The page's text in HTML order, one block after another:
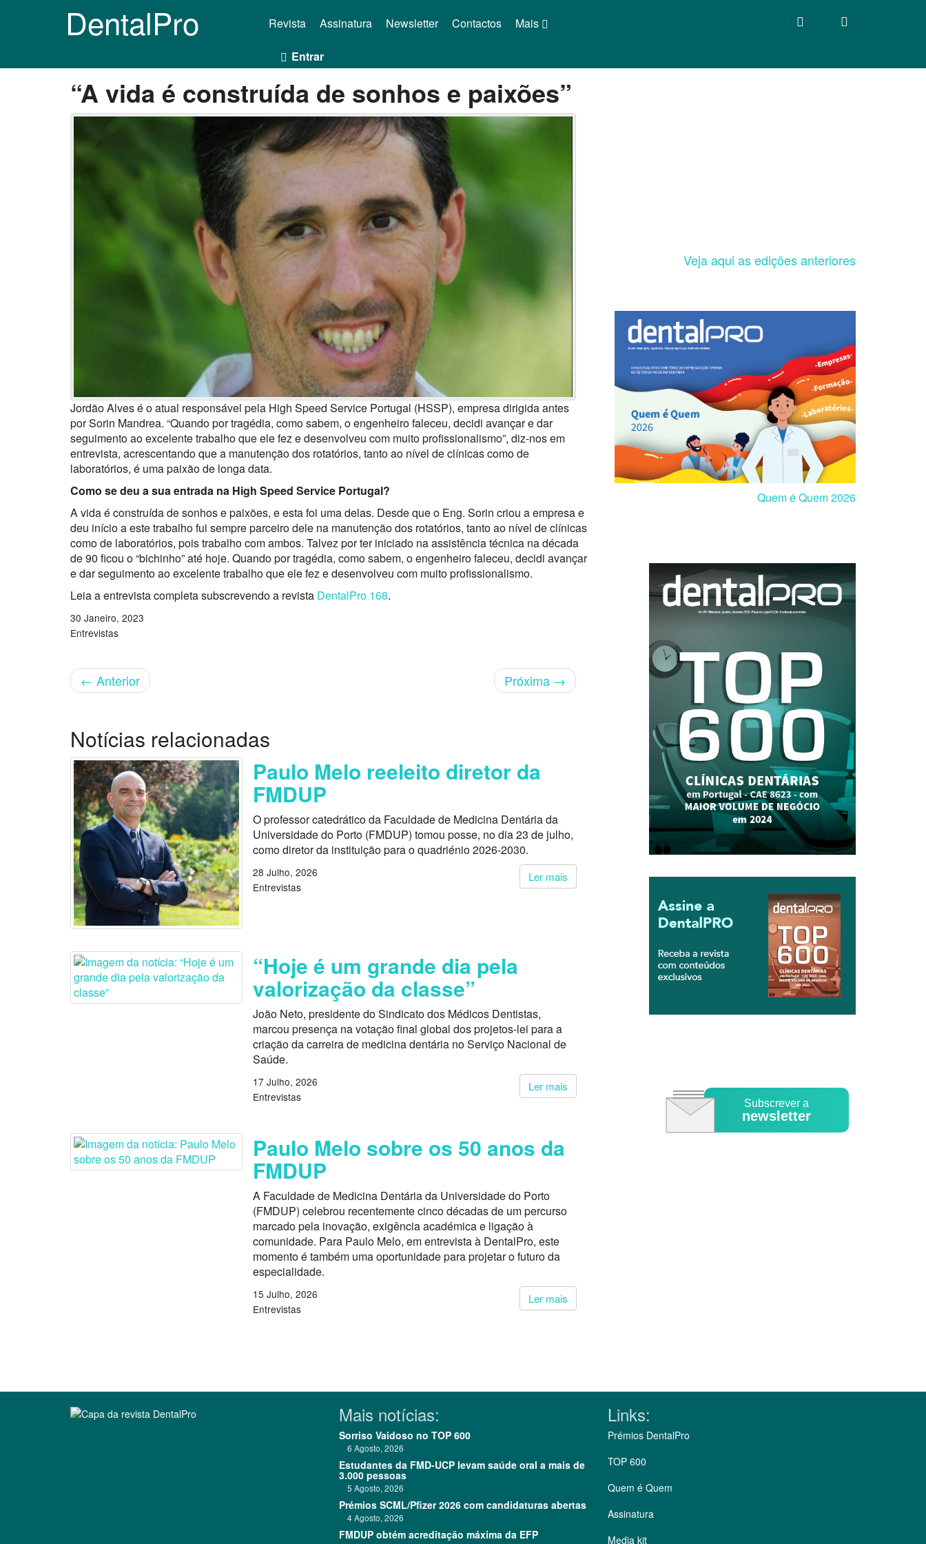
DentalPro Mais
Revista Assinatura Newsletter Contactos
Entrar
“A vida é construída de sonhos e paixões”
Jordão Alves é o atual responsável pela High Speed Service Portugal (HSSP), empresa dirigida antes
por Sorin Mandrea. “Quando por tragédia, como sabem, o engenheiro faleceu, decidi avançar e dar
seguimento ao excelente trabalho que ele fez e desenvolveu com muito profissionalismo”, diz-nos em
entrevista, acrescentando que a manutenção dos rotatórios, tanto ao nível de clínicas como de
laboratórios, é uma paixão de longa data.
Como se deu a sua entrada na High Speed Service Portugal?
A vida é construída de sonhos e paixões, e esta foi uma delas. Desde que o Eng. Sorin criou a empresa e
deu início a este trabalho fui sempre parceiro dele na manutenção dos rotatórios, tanto ao nível de clínicas
como de laboratórios, pois trabalho com ambos. Talvez por ter iniciado na assistência técnica na década
de 90 ficou o “bichinho” até hoje. Quando por tragédia, como sabem, o engenheiro faleceu, decidi avançar
e dar seguimento ao excelente trabalho que ele fez e desenvolveu com muito profissionalismo.
Leia a entrevista completa subscrevendo a revista DentalPro 168.
30 Janeiro, 2023
Entrevistas
← Anterior Próxima →
Veja aqui as edições anteriores
Quem é Quem 2026
Subscrever a
newsletter
Notícias relacionadas
Paulo Melo reeleito diretor da
FMDUP
O professor catedrático da Faculdade de Medicina Dentária da
Universidade do Porto (FMDUP) tomou posse, no dia 23 de julho,
como diretor da instituição para o quadriénio 2026-2030.
Ler mais
28 Julho, 2026
Entrevistas
“Hoje é um grande dia pela
valorização da classe”
João Neto, presidente do Sindicato dos Médicos Dentistas,
marcou presença na votação final global dos projetos-lei para a
criação da carreira de medicina dentária no Serviço Nacional de
Saúde.
Ler mais
17 Julho, 2026
Entrevistas
Paulo Melo sobre os 50 anos da
FMDUP
A Faculdade de Medicina Dentária da Universidade do Porto
(FMDUP) celebrou recentemente cinco décadas de um percurso
marcado pela inovação, exigência académica e ligação à
comunidade. Para Paulo Melo, em entrevista à DentalPro, este
momento é também uma oportunidade para projetar o futuro da
especialidade.
Ler mais
15 Julho, 2026
Entrevistas
Mais notícias:
Sorriso Vaidoso no TOP 600
6 Agosto, 2026
Estudantes da FMD-UCP levam saúde oral a mais de
3.000 pessoas
5 Agosto, 2026
Prémios SCML/Pfizer 2026 com candidaturas abertas
4 Agosto, 2026
FMDUP obtém acreditação máxima da EFP
Links:
Prémios DentalPro
TOP 600
Quem é Quem
Assinatura
Media kit